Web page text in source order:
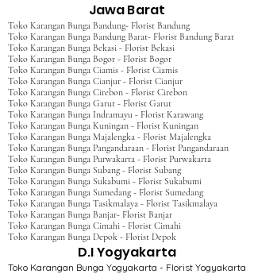
Jawa Barat
Toko Karangan Bunga Bandung- Florist Bandung
Toko Karangan Bunga Bandung Barat- Florist Bandung Barat
Toko Karangan Bunga Bekasi - Florist Bekasi
Toko Karangan Bunga Bogor - Florist Bogor
Toko Karangan Bunga Ciamis - Florist Ciamis
Toko Karangan Bunga Cianjur - Florist Cianjur
Toko Karangan Bunga Cirebon - Florist Cirebon
Toko Karangan Bunga Garut - Florist Garut
Toko Karangan Bunga Indramayu - Florist Karawang
Toko Karangan Bunga Kuningan - Florist Kuningan
Toko Karangan Bunga Majalengka - Florist Majalengka
Toko Karangan Bunga Pangandaraan - Florist Pangandaraan
Toko Karangan Bunga Purwakarta - Florist Purwakarta
Toko Karangan Bunga Subang - Florist Subang
Toko Karangan Bunga Sukabumi - Florist Sukabumi
Toko Karangan Bunga Sumedang - Florist Sumedang
Toko Karangan Bunga Tasikmalaya - Florist Tasikmalaya
Toko Karangan Bunga Banjar- Florist Banjar
Toko Karangan Bunga Cimahi - Florist Cimahi
Toko Karangan Bunga Depok - Florist Depok
D.I Yogyakarta
Toko Karangan Bunga Yogyakarta - Florist Yogyakarta